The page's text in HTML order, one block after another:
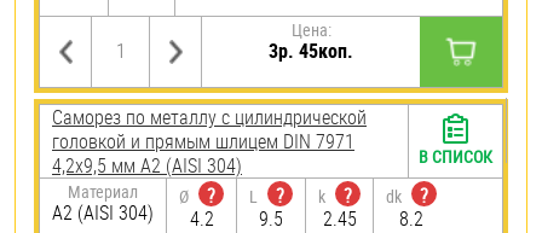
Цена:
3р. 45коп.
Саморез по металлу с цилиндрической
головкой и прямым шлицем DIN 7971
4,2х9,5 мм А2 (AISI 304)
Материал
А2 (AISI 304)
Ø
?
4.2
L
?
9.5
k
?
2.45
dk
?
8.2
В СПИСОК